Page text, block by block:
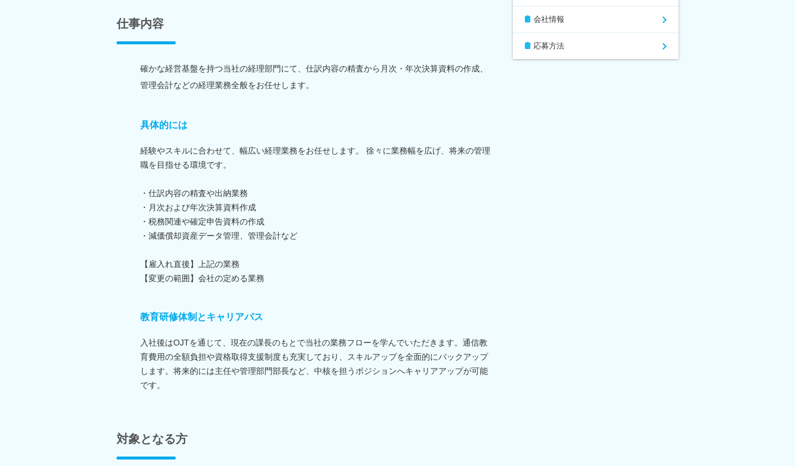
仕事内容
確かな経営基盤を持つ当社の経理部門にて、仕訳内容の精査から月次・年次決算資料の作成、
管理会計などの経理業務全般をお任せします。
具体的には
経験やスキルに合わせて、幅広い経理業務をお任せします。 徐々に業務幅を広げ、将来の管理
職を目指せる環境です。
・仕訳内容の精査や出納業務
・月次および年次決算資料作成
・税務関連や確定申告資料の作成
・減価償却資産データ管理、管理会計など
【雇入れ直後】上記の業務
【変更の範囲】会社の定める業務
教育研修体制とキャリアパス
入社後はOJTを通じて、現在の課長のもとで当社の業務フローを学んでいただきます。通信教
育費用の全額負担や資格取得支援制度も充実しており、スキルアップを全面的にバックアップ
します。将来的には主任や管理部門部長など、中核を担うポジションへキャリアアップが可能
です。
対象となる方
会社情報
応募方法